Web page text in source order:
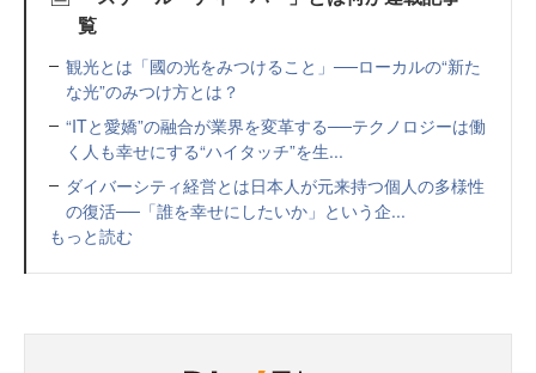
覧
観光とは「國の光をみつけること」──ローカルの“新た
な光”のみつけ方とは？
“ITと愛嬌”の融合が業界を変革する──テクノロジーは働
く人も幸せにする“ハイタッチ”を生...
ダイバーシティ経営とは日本人が元来持つ個人の多様性
の復活──「誰を幸せにしたいか」という企...
もっと読む